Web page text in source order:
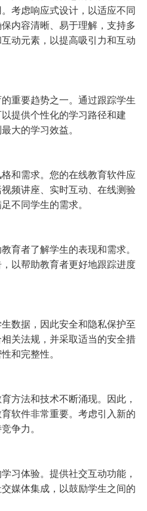
考虑响应式设计，以适应不同
内容清晰、易于理解，支持多
动元素，以提高吸引力和互动
重要趋势之一。通过跟踪学生
提供个性化的学习路径和建
大的学习效益。
和需求。您的在线教育软件应
频讲座、实时互动、在线测验
不同学生的需求。
育者了解学生的表现和需求。
以帮助教育者更好地跟踪进度
数据，因此安全和隐私保护至
关法规，并采取适当的安全措
和完整性。
方法和技术不断涌现。因此，
软件非常重要。考虑引入新的
争力。
习体验。提供社交互动功能，
媒体集成，以鼓励学生之间的